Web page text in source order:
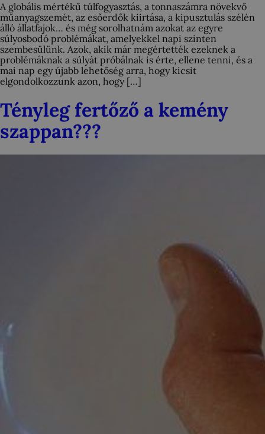
A globális mértékű túlfogyasztás, a tonnaszámra növekvő
műanyagszemét, az esőerdők kiirtása, a kipusztulás szélén
álló állatfajok… és még sorolhatnám azokat az egyre
súlyosbodó problémákat, amelyekkel napi szinten
szembesülünk. Azok, akik már megértették ezeknek a
problémáknak a súlyát próbálnak is érte, ellene tenni, és a
mai nap egy újabb lehetőség arra, hogy kicsit
elgondolkozzunk azon, hogy […]
Tényleg fertőző a kemény
szappan???